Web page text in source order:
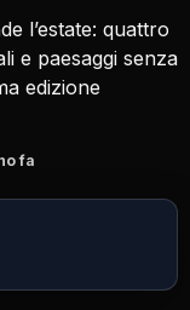
l’estate: quattro
e paesaggi senza
edizione
fa